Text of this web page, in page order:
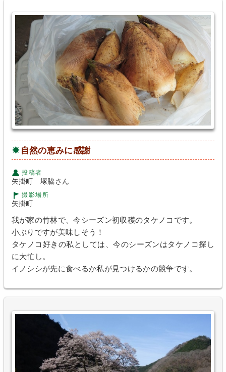
自然の恵みに感謝
投稿者
矢掛町 塚脇さん
撮影場所
矢掛町
我が家の竹林で、今シーズン初収穫のタケノコです。
小ぶりですが美味しそう！
タケノコ好きの私としては、今のシーズンはタケノコ探し
に大忙し。
イノシシが先に食べるか私が見つけるかの競争です。